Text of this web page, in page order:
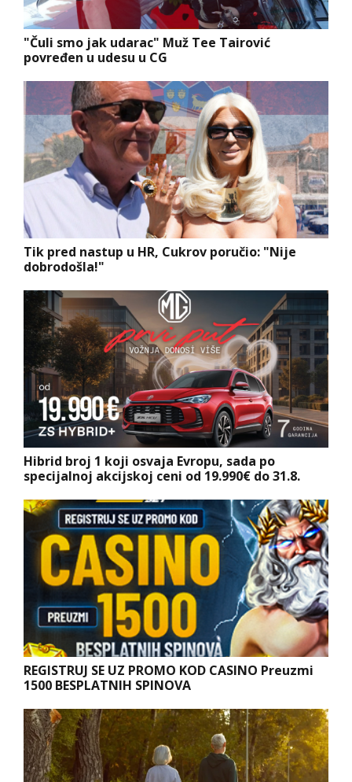
"Čuli smo jak udarac" Muž Tee Tairović
povređen u udesu u CG
Tik pred nastup u HR, Cukrov poručio: "Nije
dobrodošla!"
Hibrid broj 1 koji osvaja Evropu, sada po
specijalnoj akcijskoj ceni od 19.990€ do 31.8.
REGISTRUJ SE UZ PROMO KOD CASINO Preuzmi
1500 BESPLATNIH SPINOVA